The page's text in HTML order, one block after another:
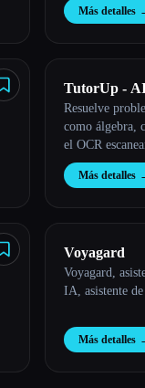
Más detalles
TutorUp -
Helper
Resuelve
como álgebra,
el OCR
pregunta
Más detalles
Voyagard
Voyagard,
IA, asistente
Más detalles